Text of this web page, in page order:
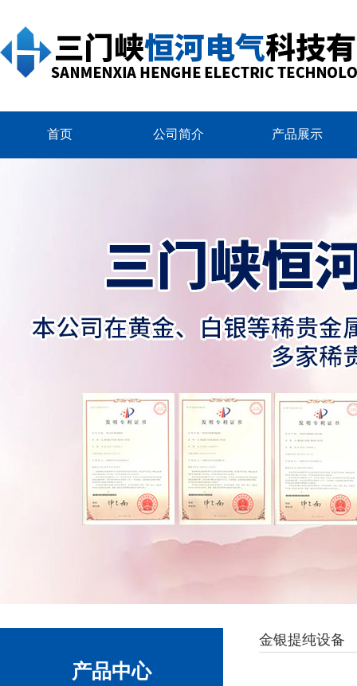
首页 公司简介 产品展示
产品中心
金银提纯设备